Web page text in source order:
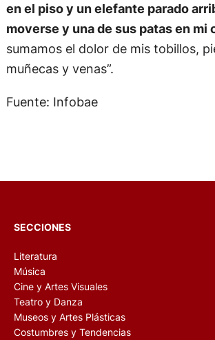
en el piso y un elefante parado
moverse y una de sus patas en mi
sumamos el dolor de mis tobillos,
muñecas y venas”.
Fuente: Infobae
SECCIONES
Literatura
Música
Cine y Artes Visuales
Teatro y Danza
Museos y Artes Plásticas
Costumbres y Tendencias